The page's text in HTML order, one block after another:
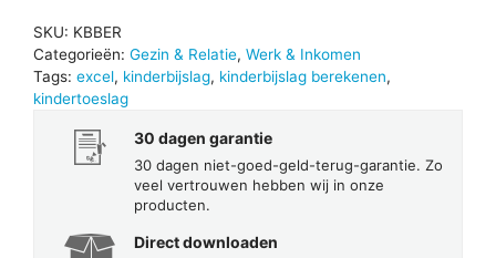
SKU: KBBER
Categorieën: Gezin & Relatie, Werk & Inkomen
Tags: excel, kinderbijslag, kinderbijslag berekenen,
kindertoeslag
30 dagen garantie
30 dagen niet-goed-geld-terug-garantie. Zo
veel vertrouwen hebben wij in onze
producten.
Direct downloaden